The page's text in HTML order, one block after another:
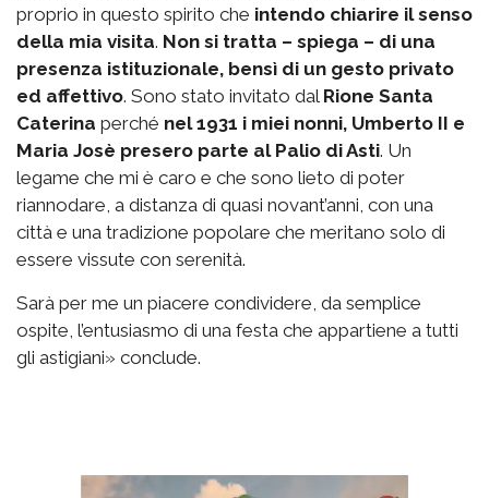
proprio in questo spirito che intendo chiarire il senso
della mia visita. Non si tratta – spiega – di una
presenza istituzionale, bensì di un gesto privato
ed affettivo. Sono stato invitato dal Rione Santa
Caterina perché nel 1931 i miei nonni, Umberto II e
Maria Josè presero parte al Palio di Asti. Un
legame che mi è caro e che sono lieto di poter
riannodare, a distanza di quasi novant’anni, con una
città e una tradizione popolare che meritano solo di
essere vissute con serenità.
Sarà per me un piacere condividere, da semplice
ospite, l’entusiasmo di una festa che appartiene a tutti
gli astigiani» conclude.